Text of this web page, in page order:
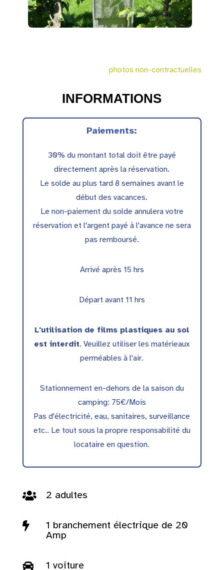
photos non-contractuelles
INFORMATIONS
Paiements:
30% du montant total doit être payé
directement après la réservation.
Le solde au plus tard 8 semaines avant le
début des vacances.
Le non-paiement du solde annulera votre
réservation et l'argent payé à l'avance ne sera
pas remboursé.
Arrivé après 15 hrs
Départ avant 11 hrs
L'utilisation de films plastiques au sol
est interdit. Veuillez utiliser les matérieaux
perméables à l'air.
Stationnement en-dehors de la saison du
camping: 75€/Mois
Pas d'électricité, eau, sanitaires, surveillance
etc.. Le tout sous la propre responsabilité du
locataire en question.
 2 adultes

1 branchement électrique de 20
Amp
 1 voiture